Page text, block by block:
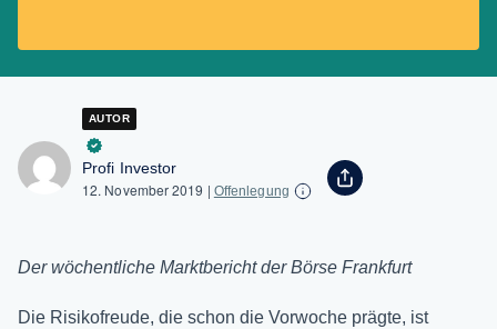
AUTOR
Profi Investor
12. November 2019 | Offenlegung
Der wöchentliche Marktbericht der Börse Frankfurt
Die Risikofreude, die schon die Vorwoche prägte, ist